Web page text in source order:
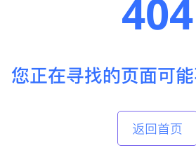
404
您正在寻找的页面可
返回首页